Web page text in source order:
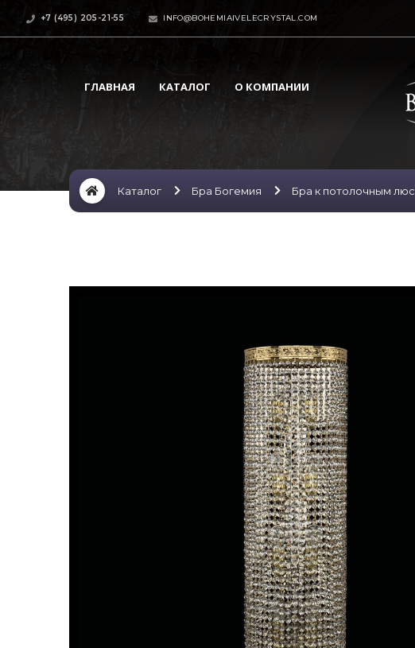
+7 (495) 205-21-55 INFO@BOHEMIAIVELECRYSTAL.COM
ГЛАВНАЯ КАТАЛОГ О КОМПАНИИ
Каталог Бра Богемия Бра к потолочным